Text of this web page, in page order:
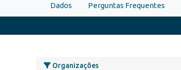
Dados Perguntas Frequentes
Organizações